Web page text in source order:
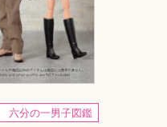
六分の一男子図鑑